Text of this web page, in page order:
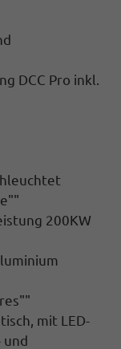
DCC Pro inkl.
200KW
mit LED-
und